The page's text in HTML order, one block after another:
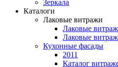
Зеркала
Каталоги
Лаковые витражи
Лаковые
Лаковые
Кухонные фасады
2011
Каталог